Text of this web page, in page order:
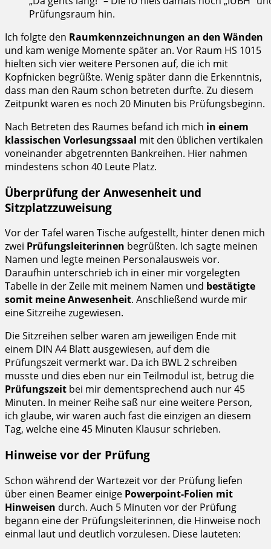
Prüfungsraum hin.
Ich folgte den Raumkennzeichnungen an den Wänden
und kam wenige Momente später an. Vor Raum HS 1015
hielten sich vier weitere Personen auf, die ich mit
Kopfnicken begrüßte. Wenig später dann die Erkenntnis,
dass man den Raum schon betreten durfte. Zu diesem
Zeitpunkt waren es noch 20 Minuten bis Prüfungsbeginn.
Nach Betreten des Raumes befand ich mich in einem
klassischen Vorlesungssaal mit den üblichen vertikalen
voneinander abgetrennten Bankreihen. Hier nahmen
mindestens schon 40 Leute Platz.
Überprüfung der Anwesenheit und
Sitzplatzzuweisung
Vor der Tafel waren Tische aufgestellt, hinter denen mich
zwei Prüfungsleiterinnen begrüßten. Ich sagte meinen
Namen und legte meinen Personalausweis vor.
Daraufhin unterschrieb ich in einer mir vorgelegten
Tabelle in der Zeile mit meinem Namen und bestätigte
somit meine Anwesenheit. Anschließend wurde mir
eine Sitzreihe zugewiesen.
Die Sitzreihen selber waren am jeweiligen Ende mit
einem DIN A4 Blatt ausgewiesen, auf dem die
Prüfungszeit vermerkt war. Da ich BWL 2 schreiben
musste und dies eben nur ein Teilmodul ist, betrug die
Prüfungszeit bei mir dementsprechend auch nur 45
Minuten. In meiner Reihe saß nur eine weitere Person,
ich glaube, wir waren auch fast die einzigen an diesem
Tag, welche eine 45 Minuten Klausur schrieben.
Hinweise vor der Prüfung
Schon während der Wartezeit vor der Prüfung liefen
über einen Beamer einige Powerpoint-Folien mit
Hinweisen durch. Auch 5 Minuten vor der Prüfung
begann eine der Prüfungsleiterinnen, die Hinweise noch
einmal laut und deutlich vorzulesen. Diese lauteten: